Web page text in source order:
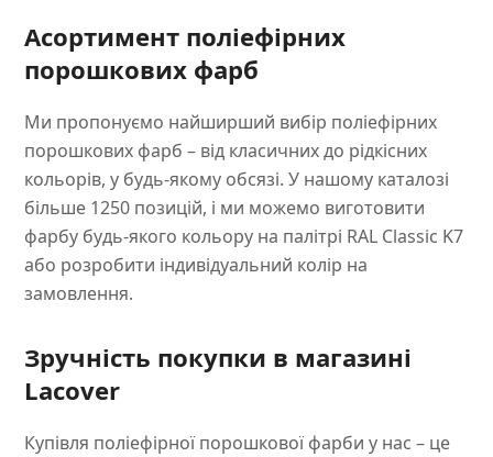
Асортимент поліефірних
порошкових фарб
Ми пропонуємо найширший вибір поліефірних
порошкових фарб – від класичних до рідкісних
кольорів, у будь-якому обсязі. У нашому каталозі
більше 1250 позицій, і ми можемо виготовити
фарбу будь-якого кольору на палітрі RAL Classic K7
або розробити індивідуальний колір на
замовлення.
Зручність покупки в магазині
Lacover
Купівля поліефірної порошкової фарби у нас – це